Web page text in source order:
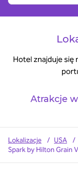
Hotel znajduje się
Atrakcje
Lokalizacje / USA /
Spark by Hilton Grain